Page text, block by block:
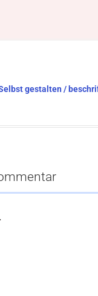
gestalten /